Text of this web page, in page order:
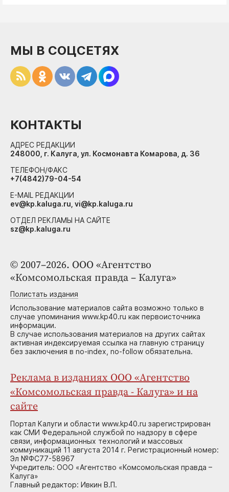
© 2007–2026. ООО «Агентство
«Комсомольская правда – Калуга»
Полистать издания
Использование материалов сайта возможно только в
случае упоминания www.kp40.ru как первоисточника
информации.
В случае использования материалов на других сайтах
активная индексируемая ссылка на главную страницу
без заключения в no-index, no-follow обязательна.
Реклама в изданиях ООО «Агентство
«Комсомольская правда - Калуга» и на
сайте
Портал Калуги и области www.kp40.ru зарегистрирован
как СМИ Федеральной службой по надзору в сфере
связи, информационных технологий и массовых
коммуникаций 11 августа 2014 г. Регистрационный номер:
Эл №ФС77-58967
Учредитель: ООО «Агентство «Комсомольская правда –
Калуга»
Главный редактор: Ивкин В.П.
МЫ В СОЦСЕТЯХ
КОНТАКТЫ
АДРЕС РЕДАКЦИИ
248000, г. Калуга, ул. Космонавта Комарова, д. 36
ТЕЛЕФОН/ФАКС
+7(4842)79-04-54
E-MAIL РЕДАКЦИИ
ev@kp.kaluga.ru, vi@kp.kaluga.ru
ОТДЕЛ РЕКЛАМЫ НА САЙТЕ
sz@kp.kaluga.ru